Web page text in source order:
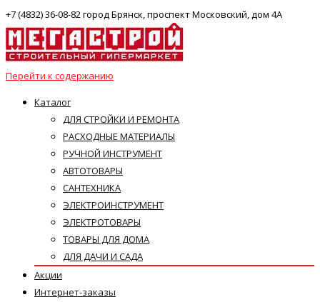
+7 (4832) 36-08-82 город Брянск, проспект Московский, дом 4А
Перейти к содержанию
Каталог
ДЛЯ СТРОЙКИ И РЕМОНТА
РАСХОДНЫЕ МАТЕРИАЛЫ
РУЧНОЙ ИНСТРУМЕНТ
АВТОТОВАРЫ
САНТЕХНИКА
ЭЛЕКТРОИНСТРУМЕНТ
ЭЛЕКТРОТОВАРЫ
ТОВАРЫ ДЛЯ ДОМА
ДЛЯ ДАЧИ И САДА
Акции
Интернет-заказы